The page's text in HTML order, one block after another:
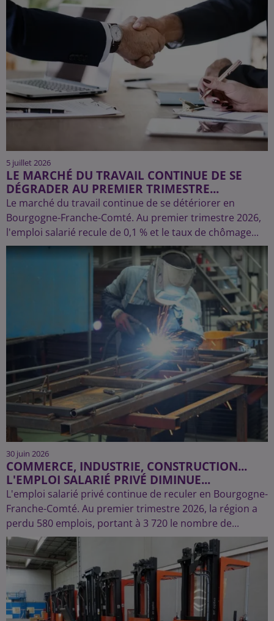
5 juillet 2026
LE MARCHÉ DU TRAVAIL CONTINUE DE SE
DÉGRADER AU PREMIER TRIMESTRE...
Le marché du travail continue de se détériorer en
Bourgogne-Franche-Comté. Au premier trimestre 2026,
l'emploi salarié recule de 0,1 % et le taux de chômage...
30 juin 2026
COMMERCE, INDUSTRIE, CONSTRUCTION...
L'EMPLOI SALARIÉ PRIVÉ DIMINUE...
L'emploi salarié privé continue de reculer en Bourgogne-
Franche-Comté. Au premier trimestre 2026, la région a
perdu 580 emplois, portant à 3 720 le nombre de...